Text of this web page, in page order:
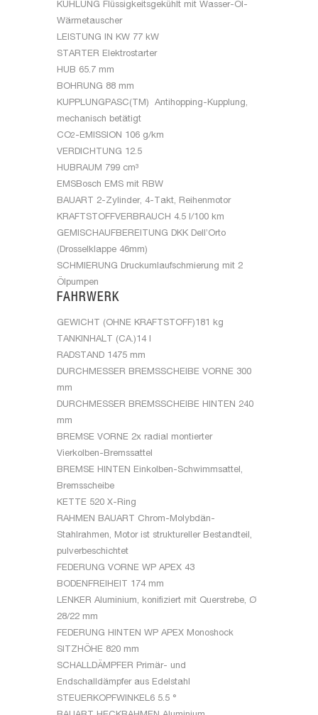
KÜHLUNG Flüssigkeitsgekühlt mit Wasser-Öl-
Wärmetauscher
LEISTUNG IN KW 77 kW
STARTER Elektrostarter
HUB 65.7 mm
BOHRUNG 88 mm
KUPPLUNGPASC(TM) Antihopping-Kupplung,
mechanisch betätigt
CO2-EMISSION
106 g/km
VERDICHTUNG
12.5
HUBRAUM 799 cm³
EMSBosch EMS mit RBW
BAUART 2-Zylinder, 4-Takt, Reihenmotor
KRAFTSTOFFVERBRAUCH 4.5 l/100 km
GEMISCHAUFBEREITUNG DKK Dell’Orto
(Drosselklappe 46mm)
SCHMIERUNG Druckumlaufschmierung mit 2
Ölpumpen
FAHRWERK
GEWICHT (OHNE KRAFTSTOFF) 181 kg
TANKINHALT (CA.) 14 l
RADSTAND
1475 mm
DURCHMESSER BREMSSCHEIBE VORNE 300
mm
DURCHMESSER BREMSSCHEIBE HINTEN 240
mm
BREMSE VORNE 2x radial montierter
Vierkolben-Bremssattel
BREMSE HINTEN Einkolben-Schwimmsattel,
Bremsscheibe
KETTE 520 X-Ring
RAHMEN BAUART Chrom-Molybdän-
Stahlrahmen, Motor ist struktureller Bestandteil,
pulverbeschichtet
FEDERUNG VORNE WP APEX 43
BODENFREIHEIT
174 mm
LENKER Aluminium, konifiziert mit Querstrebe, Ø
28/22 mm
FEDERUNG HINTEN WP APEX Monoshock
SITZHÖHE 820 mm
SCHALLDÄMPFER Primär- und
Endschalldämpfer aus Edelstahl
STEUERKOPFWINKEL6 5.5 °